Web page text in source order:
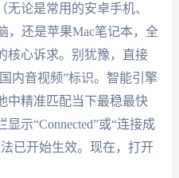
无论是常用的安卓手机、
，还是苹果Mac笔记本，全
核心诉求。别犹豫，直接
内音视频”标识。智能引擎
中精准匹配当下最稳最快
示“Connected”或“连接成
已开始生效。现在，打开